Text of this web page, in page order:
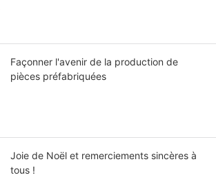
Façonner l'avenir de la production de
pièces préfabriquées
Joie de Noël et remerciements sincères à
tous !